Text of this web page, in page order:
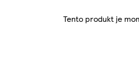
Tento produkt je